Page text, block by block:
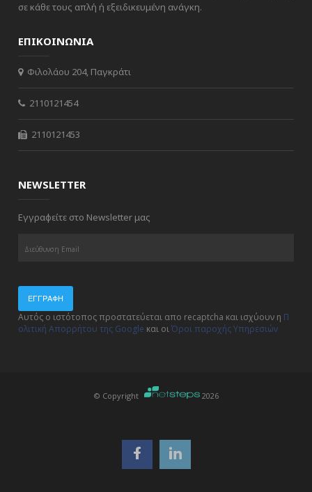
σε κάθε τους απλή ή εξειδικευμένη ανάγκη.
ΕΠΙΚΟΙΝΩΝΙΑ
Φιλολάου 204, Παγκράτι
2110121454
2110121453
NEWSLETTER
Εγγραφείτε στο Newsletter μας
ΕΓΓΡΑΦΉ
Αυτός ο ιστότοπος προστατεύεται απο recaptcha και ισχύουν η Π
ολιτική Απορρήτου της Google και οιΌροι παροχής Υπηρεσιών
© Copyright 2026